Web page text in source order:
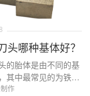
头哪种基体好？
的胎体是由不同的基
其中最常见的为铁基
基体，钴基基体以及
作